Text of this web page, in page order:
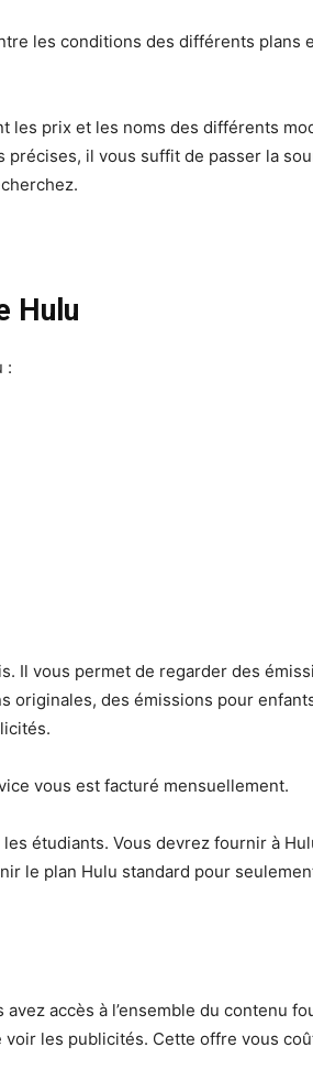
les conditions des différents plans
les prix et les noms des différents
il vous suffit de passer la
Hulu
:
Il vous permet de regarder des
originales, des émissions pour
vous est facturé mensuellement.
étudiants. Vous devrez fournir à
le plan Hulu standard pour
accès à l’ensemble du contenu
voir les publicités. Cette offre vous